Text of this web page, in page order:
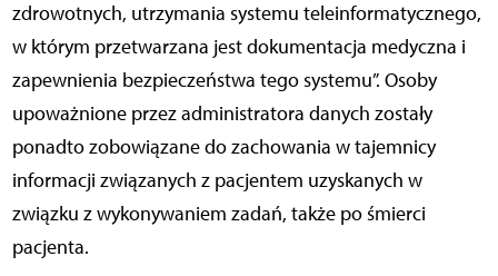
zdrowotnych, utrzymania systemu teleinformatycznego,
w którym przetwarzana jest dokumentacja medyczna i
zapewnienia bezpieczeństwa tego systemu”. Osoby
upoważnione przez administratora danych zostały
ponadto zobowiązane do zachowania w tajemnicy
informacji związanych z pacjentem uzyskanych w
związku z wykonywaniem zadań, także po śmierci
pacjenta.